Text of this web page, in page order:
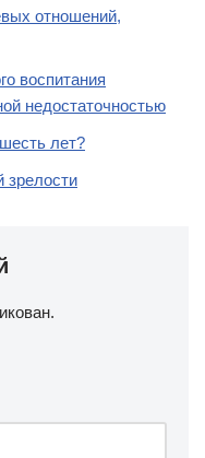
отношений,
воспитания
недостаточностью
лет?
зрелости